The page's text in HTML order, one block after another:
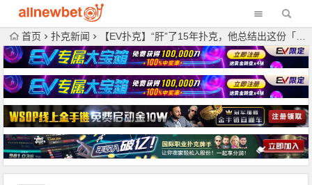
首页 扑克新闻 【EV扑克】“肝”了15年扑克，他总结出这份「百万奖金通关秘籍」